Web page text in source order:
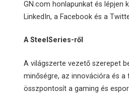
GN.com honlapunkat és lépjen
LinkedIn, a Facebook és a
A SteelSeries-ről
A világszerte vezető szerepet
minőségre, az innovációra és a
összpontosít a gaming és